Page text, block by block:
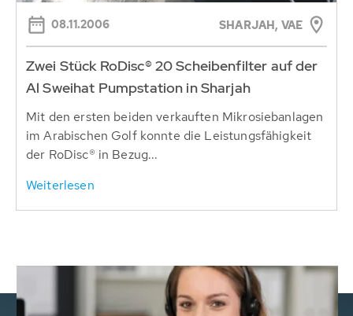
08.11.2006 SHARJAH, VAE
Zwei Stück RoDisc® 20 Scheibenfilter auf der
Al Sweihat Pumpstation in Sharjah
Mit den ersten beiden verkauften Mikrosiebanlagen
im Arabischen Golf konnte die Leistungsfähigkeit
der RoDisc® in Bezug...
Weiterlesen